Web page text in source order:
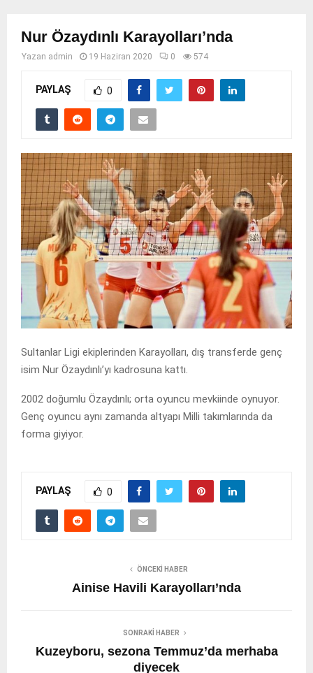
Nur Özaydınlı Karayolları’nda
Yazan admin 19 Haziran 2020 0 574
PAYLAŞ 0
Sultanlar Ligi ekiplerinden Karayolları, dış transferde genç
isim Nur Özaydınlı’yı kadrosuna kattı.
2002 doğumlu Özaydınlı; orta oyuncu mevkiinde oynuyor.
Genç oyuncu aynı zamanda altyapı Milli takımlarında da
forma giyiyor.
PAYLAŞ 0
ÖNCEKI HABER
Ainise Havili Karayolları’nda
SONRAKI HABER
Kuzeyboru, sezona Temmuz’da merhaba
diyecek